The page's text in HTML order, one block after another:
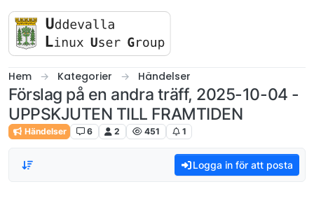
Skip to content
Hem Kategorier Händelser
Förslag på en andra träff, 2025-10-04 -
UPPSKJUTEN TILL FRAMTIDEN
Händelser 6 2 451 1
Logga in för att posta